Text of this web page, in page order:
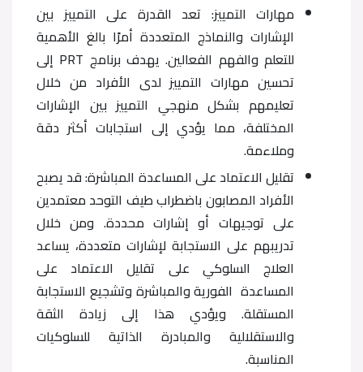
مهارات التمييز: تعد القدرة على التمييز بين
الإشارات والنماذج المتعددة أمرًا بالغ الأهمية
للتعلم والفهم الفعالين. يهدف برنامج PRT إلى
تحسين مهارات التمييز لدى الأفراد من خلال
تعليمهم بشكل منهجي التمييز بين الإشارات
المختلفة، مما يؤدي إلى استجابات أكثر دقة
وملاءمة.
تقليل الاعتماد على المساعدة المباشرة: قد يصبح
الأفراد المصابون باضطراب طيف التوحد معتمدين
على توجيهات أو إشارات محددة. ومن خلال
تدريبهم على الاستجابة لإشارات متعددة، يساعد
العلاج السلوكي على تقليل الاعتماد على
المساعدة الفورية والمباشرة وتشجيع الاستجابة
المستقلة. ويؤدي هذا إلى زيادة الثقة
والاستقلالية والمبادرة الذاتية للسلوكيات
المناسبة.